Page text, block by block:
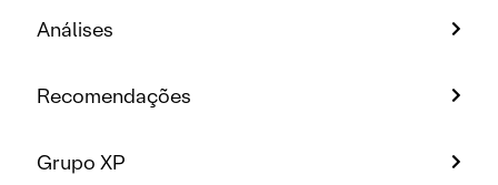
Análises
Recomendações
Grupo XP